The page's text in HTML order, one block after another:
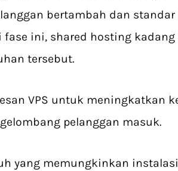
bertambah dan standar
ini, shared hosting
tersebut.
VPS untuk meningkatkan
pelanggan masuk.
yang memungkinkan instalasi